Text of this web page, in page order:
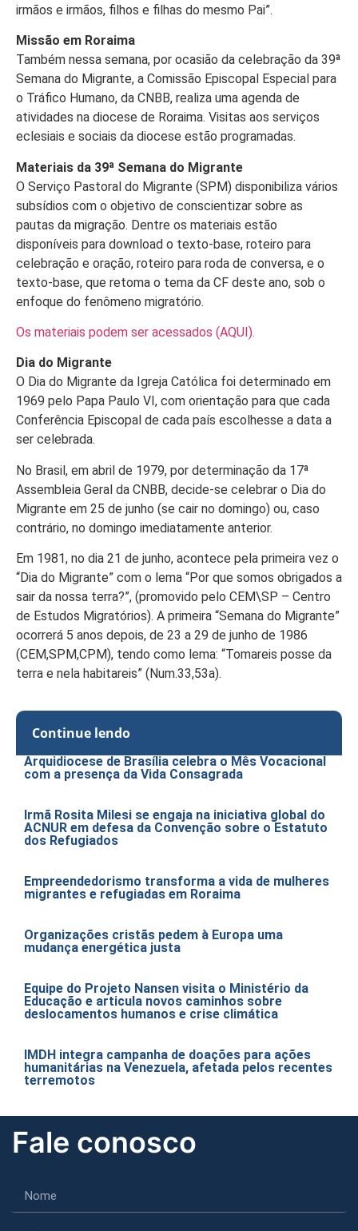
irmãos e irmãos, filhos e filhas do mesmo Pai”.
Missão em Roraima
Também nessa semana, por ocasião da celebração da 39ª
Semana do Migrante, a Comissão Episcopal Especial para
o Tráfico Humano, da CNBB, realiza uma agenda de
atividades na diocese de Roraima. Visitas aos serviços
eclesiais e sociais da diocese estão programadas.
Materiais da 39ª Semana do Migrante
O Serviço Pastoral do Migrante (SPM) disponibiliza vários
subsídios com o objetivo de conscientizar sobre as
pautas da migração. Dentre os materiais estão
disponíveis para download o texto-base, roteiro para
celebração e oração, roteiro para roda de conversa, e o
texto-base, que retoma o tema da CF deste ano, sob o
enfoque do fenômeno migratório.
Os materiais podem ser acessados (AQUI).
Dia do Migrante
O Dia do Migrante da Igreja Católica foi determinado em
1969 pelo Papa Paulo VI, com orientação para que cada
Conferência Episcopal de cada país escolhesse a data a
ser celebrada.
No Brasil, em abril de 1979, por determinação da 17ª
Assembleia Geral da CNBB, decide-se celebrar o Dia do
Migrante em 25 de junho (se cair no domingo) ou, caso
contrário, no domingo imediatamente anterior.
​Em 1981, no dia 21 de junho, acontece pela primeira vez o
“Dia do Migrante” com o lema “Por que somos obrigados a
sair da nossa terra?”, (promovido pelo CEM\SP – Centro
de Estudos Migratórios). A primeira “Semana do Migrante”
ocorrerá 5 anos depois, de 23 a 29 de junho de 1986
(CEM,SPM,CPM), tendo como lema: “Tomareis posse da
terra e nela habitareis” (Num.33,53a).
Continue lendo
Arquidiocese de Brasília celebra o Mês Vocacional
com a presença da Vida Consagrada
Irmã Rosita Milesi se engaja na iniciativa global do
ACNUR em defesa da Convenção sobre o Estatuto
dos Refugiados
Empreendedorismo transforma a vida de mulheres
migrantes e refugiadas em Roraima
Organizações cristãs pedem à Europa uma
mudança energética justa
Equipe do Projeto Nansen visita o Ministério da
Educação e articula novos caminhos sobre
deslocamentos humanos e crise climática
IMDH integra campanha de doações para ações
humanitárias na Venezuela, afetada pelos recentes
terremotos
Fale conosco